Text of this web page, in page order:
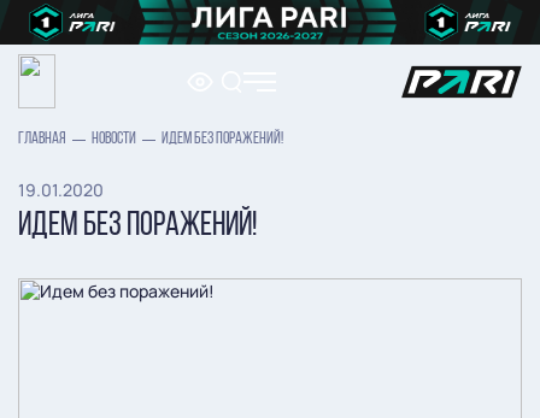
ГЛАВНАЯ НОВОСТИ ИДЕМ БЕЗ ПОРАЖЕНИЙ!
19.01.2020
ИДЕМ БЕЗ ПОРАЖЕНИЙ!